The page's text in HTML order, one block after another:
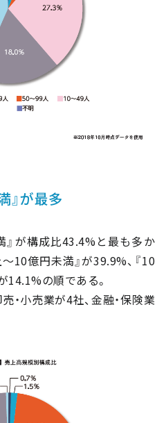
』が最多
』が構成比43.4%と最も多か
10億円未満』が39.9%、『10
14.1%の順である。
・小売業が4社、金融・保険業